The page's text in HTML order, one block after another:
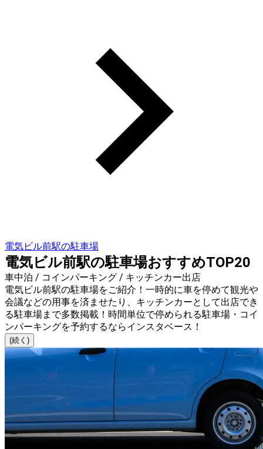
電気ビル前駅の駐車場
電気ビル前駅の駐車場おすすめTOP20
車中泊 / コインパーキング / キッチンカー出店
電気ビル前駅の駐車場をご紹介！一時的に車を停めて観光や
会議などの用事を済ませたり、キッチンカーとして出店でき
る駐車場まで多数掲載！時間単位で停められる駐車場・コイ
ンパーキングを予約するならインスタベース！
(続く)